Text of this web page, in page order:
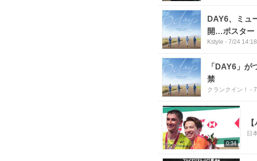
DAY6、ミュ
開…ポスター
Kstyle - 7/24 14:18
「DAY6」
禁
クランクイン！ -
0:34
日